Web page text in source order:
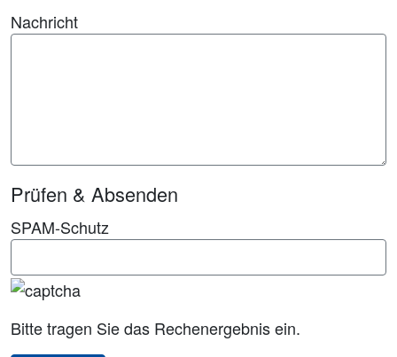
Nachricht
Prüfen & Absenden
SPAM-Schutz
Bitte tragen Sie das Rechenergebnis ein.